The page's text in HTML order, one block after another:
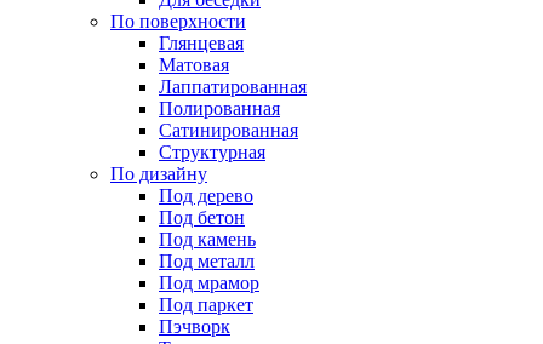
По поверхности
Глянцевая
Матовая
Лаппатированная
Полированная
Сатинированная
Структурная
По дизайну
Под дерево
Под бетон
Под камень
Под металл
Под мрамор
Под паркет
Пэчворк